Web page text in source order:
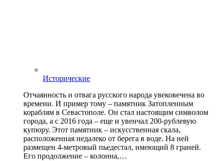
Исторические
Отчаянность и отвага русского народа увековечена во
времени. И пример тому – памятник Затопленным
кораблям в Севастополе. Он стал настоящим символом
города, а с 2016 года – еще и увенчал 200-рублевую
купюру. Этот памятник – искусственная скала,
расположенная недалеко от берега в воде. На ней
размещен 4-метровый пьедестал, имеющий 8 граней.
Его продолжение – колонна,…